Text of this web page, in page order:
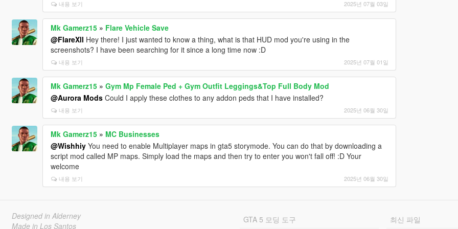
내용 보기 2025년 07월 03일
Mk Gamerz15» Flare Vehicle Save
@FlareXll Hey there! I just wanted to know a thing, what is that HUD mod you're using in the
screenshots? I have been searching for it since a long time now :D
내용 보기 2025년 07월 01일
Mk Gamerz15» Gym Mp Female Ped + Gym Outfit Leggings&Top Full Body Mod
@Aurora ModsCould I apply these clothes to any addon peds that I have installed?
내용 보기 2025년 06월 30일
Mk Gamerz15» MC Businesses
@WishhiyYou need to enable Multiplayer maps in gta5 storymode. You can do that by downloading a
script mod called MP maps. Simply load the maps and then try to enter you won't fall off! :D Your
welcome
내용 보기 2025년 06월 30일
Designed in Alderney
Made in Los Santos
GTA 5 모딩 도구 최신 파일